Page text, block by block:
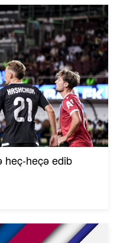
heç-heçə edib